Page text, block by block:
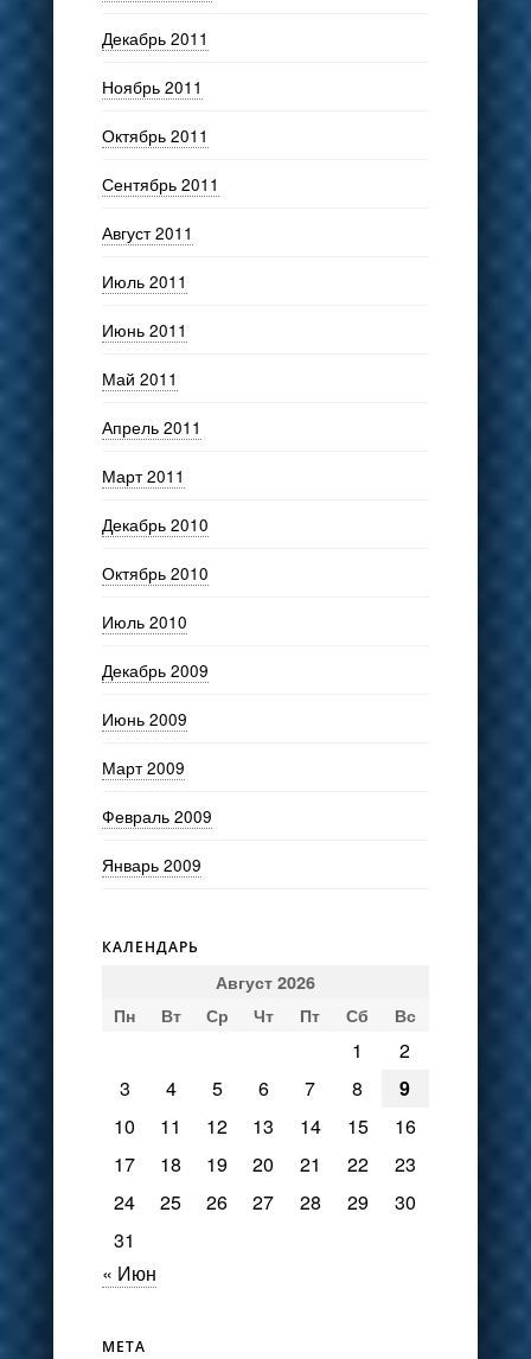
Декабрь 2011
Ноябрь 2011
Октябрь 2011
Сентябрь 2011
Август 2011
Июль 2011
Июнь 2011
Май 2011
Апрель 2011
Март 2011
Декабрь 2010
Октябрь 2010
Июль 2010
Декабрь 2009
Июнь 2009
Март 2009
Февраль 2009
Январь 2009
КАЛЕНДАРЬ
Август 2026
Пн
Вт Ср Чт Пт Сб Вс
1
2
3
4 5 6 7 8
9
10
11 12 13 14 15
16
17
18 19 20 21 22
23
24
25 26 27 28 29
30
31
« Июн
МЕТА